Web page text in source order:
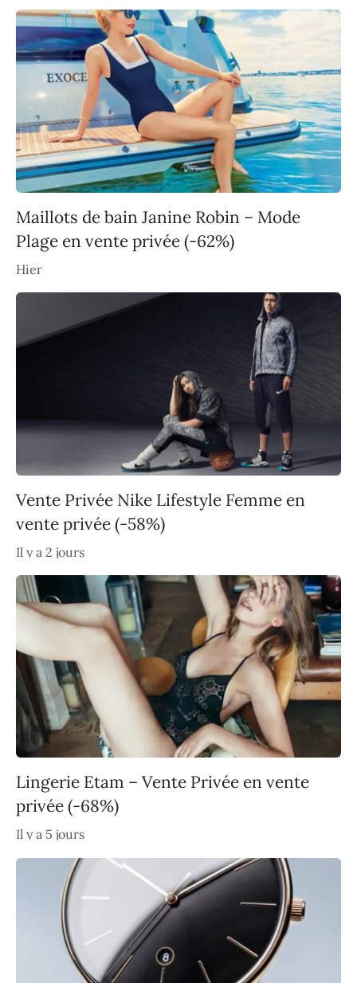
Maillots de bain Janine Robin – Mode
Plage en vente privée (-62%)
Hier
Vente Privée Nike Lifestyle Femme en
vente privée (-58%)
Il y a 2 jours
Lingerie Etam – Vente Privée en vente
privée (-68%)
Il y a 5 jours